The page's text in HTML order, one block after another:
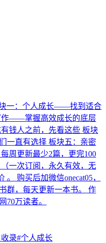
一：个人成长——找到适合
作——掌握高效成长的底层
钱人之前，先看这些 板块
一直有选择 板块五：亲密
周更新最少2篇，更完100
一次订阅，永久有效，无
购买后加微信onecat05，
群，每天更新一本书。 作
70万读者。
收录#个人成长